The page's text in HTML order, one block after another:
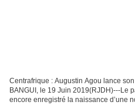
Centrafrique : Augustin Agou lance
BANGUI, le 19 Juin 2019(RJDH)---Le
encore enregistré la naissance d’une